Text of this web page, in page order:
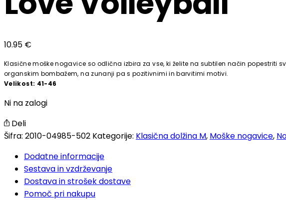
10.95 €
Klasične moške nogavice so odlična izbira za vse, ki želite na subtilen način
organskim bombažem, na zunanji pa s pozitivnimi in barvitimi motivi.
Velikost: 41-46
Ni na zalogi
Deli
Šifra: 2010-04985-502 Kategorije: Klasična dolžina M, Moške nogavice,
Dodatne informacije
Sestava in vzdrževanje
Dostava in strošek dostave
Pomoč pri nakupu